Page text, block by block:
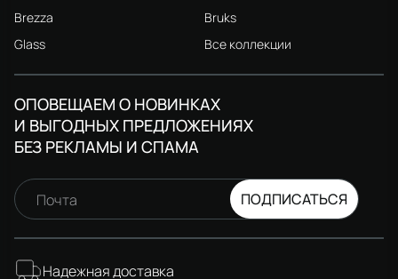
Brezza
Bruks
Glass
Все коллекции
ОПОВЕЩАЕМ О НОВИНКАХ
И ВЫГОДНЫХ ПРЕДЛОЖЕНИЯХ
БЕЗ РЕКЛАМЫ И СПАМА
Почта ПОДПИСАТЬСЯ
Надежная доставка